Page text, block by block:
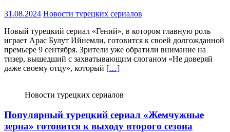
31.08.2024 Новости турецких сериалов
Новый турецкий сериал «Гений», в котором главную роль
играет Арас Булут Ийнемли, готовится к своей долгожданной
премьере 9 сентября. Зрители уже обратили внимание на
тизер, вышедший с захватывающим слоганом «Не доверяй
даже своему отцу», который […]
Новости турецких сериалов
Популярный турецкий сериал «Жемчужные
зерна» готовится к выходу второго сезона